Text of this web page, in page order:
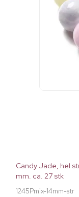
Candy Jade, hel
mm. ca. 27 stk
1245Pmix-14mm-str